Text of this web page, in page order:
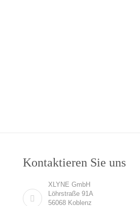
Kontaktieren Sie uns
XLYNE GmbH
Löhrstraße 91A
56068 Koblenz